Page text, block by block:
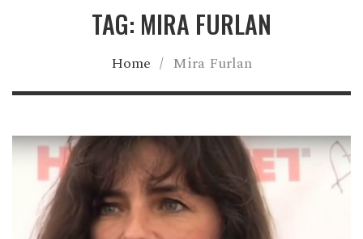
TAG: MIRA FURLAN
Home / Mira Furlan